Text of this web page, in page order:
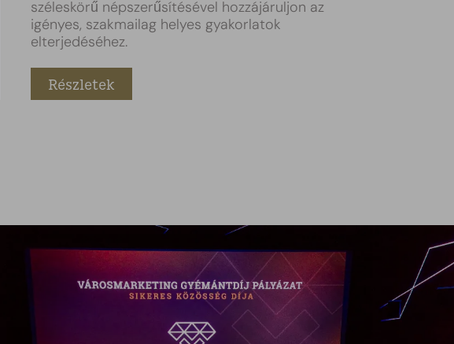
széleskörű népszerűsítésével hozzájáruljon az
igényes, szakmailag helyes gyakorlatok
elterjedéséhez.
Részletek